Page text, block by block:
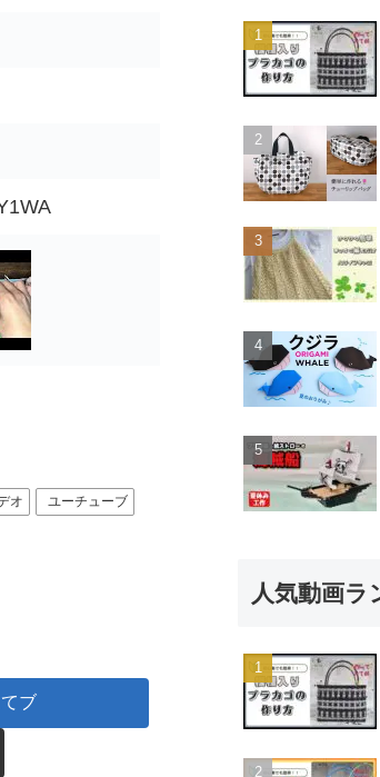
オ ユーチューブ
ブ
人気動画ラ